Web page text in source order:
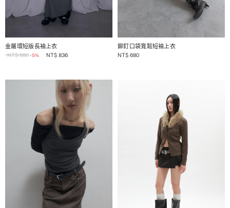
金屬環短版長袖上衣
NT$ 880-5% NT$ 836
鉚釘口袋寬鬆短袖上衣
NT$ 680